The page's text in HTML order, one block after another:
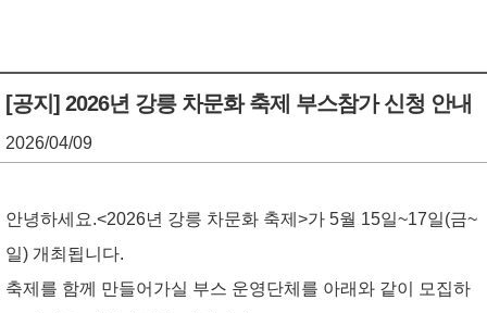
조
기
[공지] 2026년 강릉 차문화 축제 부스참가 신청 안내
2026/04/09
안녕하세요.<2026년 강릉 차문화 축제>가 5월 15일~17일(금~
일) 개최됩니다.
축제를 함께 만들어가실 부스 운영단체를 아래와 같이 모집하